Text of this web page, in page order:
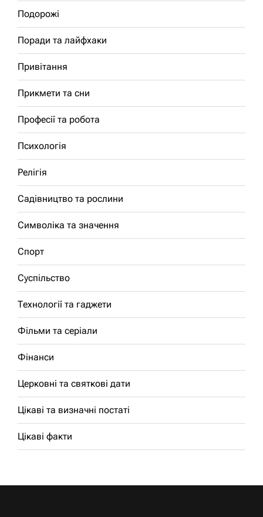
Подорожі
Поради та лайфхаки
Привітання
Прикмети та сни
Професії та робота
Психологія
Релігія
Садівництво та рослини
Символіка та значення
Спорт
Суспільство
Технології та гаджети
Фільми та серіали
Фінанси
Церковні та святкові дати
Цікаві та визначні постаті
Цікаві факти